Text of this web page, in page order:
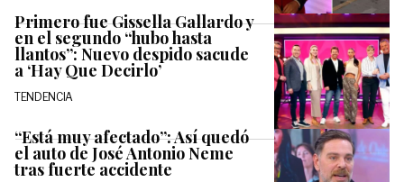
Primero fue Gissella Gallardo y
en el segundo “hubo hasta
llantos”: Nuevo despido sacude
a ‘Hay Que Decirlo’
TENDENCIA
“Está muy afectado”: Así quedó
el auto de José Antonio Neme
tras fuerte accidente